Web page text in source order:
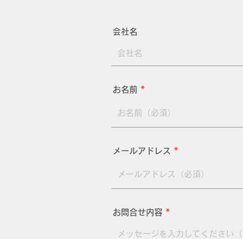
会社名
お名前
メールアドレス
お問合せ内容